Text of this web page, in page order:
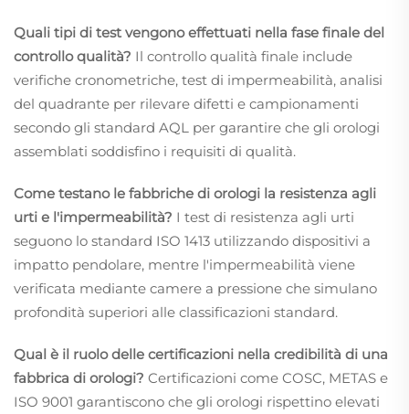
Quali tipi di test vengono effettuati nella fase finale del
controllo qualità? Il controllo qualità finale include
verifiche cronometriche, test di impermeabilità, analisi
del quadrante per rilevare difetti e campionamenti
secondo gli standard AQL per garantire che gli orologi
assemblati soddisfino i requisiti di qualità.
Come testano le fabbriche di orologi la resistenza agli
urti e l'impermeabilità? I test di resistenza agli urti
seguono lo standard ISO 1413 utilizzando dispositivi a
impatto pendolare, mentre l'impermeabilità viene
verificata mediante camere a pressione che simulano
profondità superiori alle classificazioni standard.
Qual è il ruolo delle certificazioni nella credibilità di una
fabbrica di orologi? Certificazioni come COSC, METAS e
ISO 9001 garantiscono che gli orologi rispettino elevati